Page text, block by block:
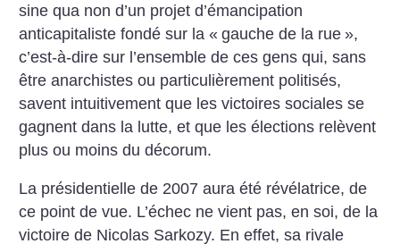
sine qua non d’un projet d’émancipation
anticapitaliste fondé sur la « gauche de la rue »,
c’est-à-dire sur l’ensemble de ces gens qui, sans
être anarchistes ou particulièrement politisés,
savent intuitivement que les victoires sociales se
gagnent dans la lutte, et que les élections relèvent
plus ou moins du décorum.
La présidentielle de 2007 aura été révélatrice, de
ce point de vue. L’échec ne vient pas, en soi, de la
victoire de Nicolas Sarkozy. En effet, sa rivale